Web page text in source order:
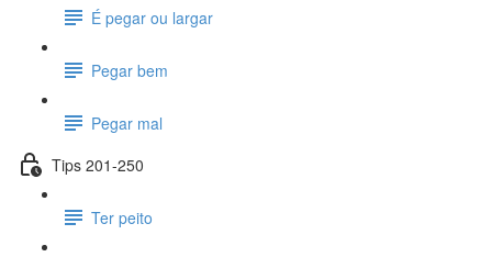
É pegar ou largar
Pegar bem
Pegar mal
Tips 201-250
Ter peito